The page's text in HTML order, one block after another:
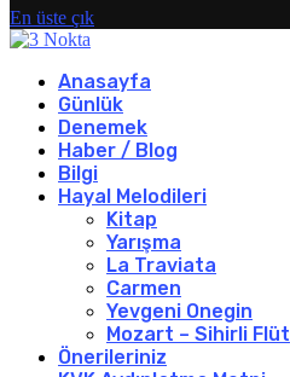
En üste çık
Anasayfa
Günlük
Denemek
Haber / Blog
Bilgi
Hayal Melodileri
Kitap
Yarışma
La Traviata
Carmen
Yevgeni Onegin
Mozart – Sihirli Flüt
Önerileriniz